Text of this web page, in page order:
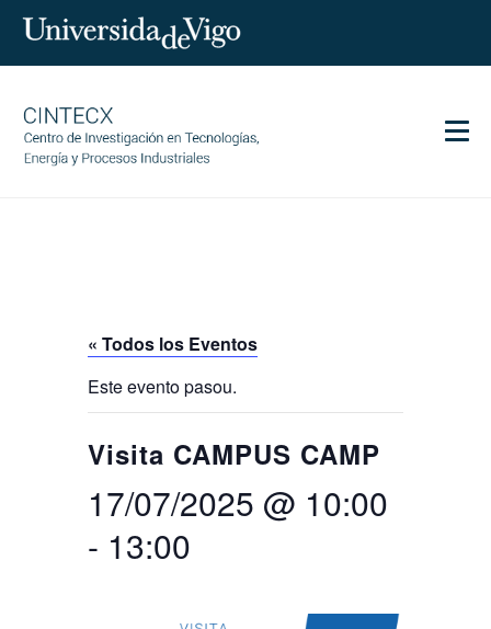
Servicios
Comunicación
Igualdad
EN Search
Buscar
por:
BUSCAR
« Todos los Eventos
Este evento pasou.
Visita CAMPUS CAMP
17/07/2025 @ 10:00
- 13:00